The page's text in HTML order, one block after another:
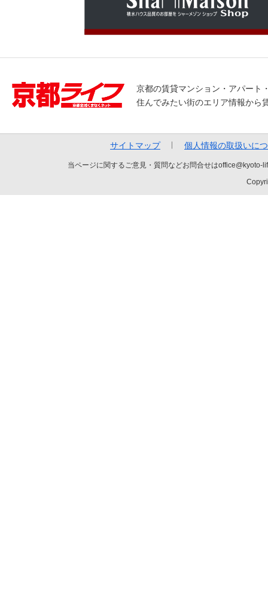
京都の賃貸マンション・アパート
住んでみたい街のエリア情報から
サイトマップ 個人情報の取扱いに
当ページに関するご意見・質問などお問合せは